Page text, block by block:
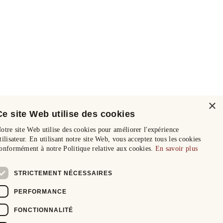
×
site Web utilise des cookies
site Web utilise des cookies pour améliorer l'expérience
En utilisant notre site Web, vous acceptez tous les cookies
à notre Politique relative aux cookies. En savoir plus
STRICTEMENT NÉCESSAIRES
PERFORMANCE
FONCTIONNALITÉ